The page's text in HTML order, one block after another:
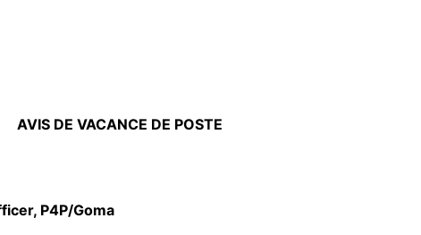
AVIS DE VACANCE DE POSTE
P4P/Goma